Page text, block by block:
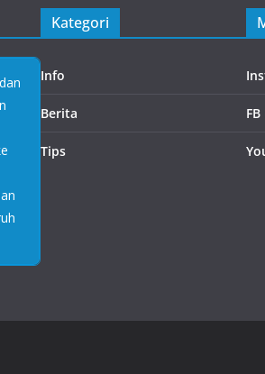
Kategori
Info
Berita
Tips